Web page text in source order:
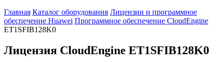
Главная Каталог оборудования Лицензии и программное
обеспечение Huawei Программное обеспечение CloudEngine
ET1SFIB128K0
Лицензия CloudEngine ET1SFIB128K0